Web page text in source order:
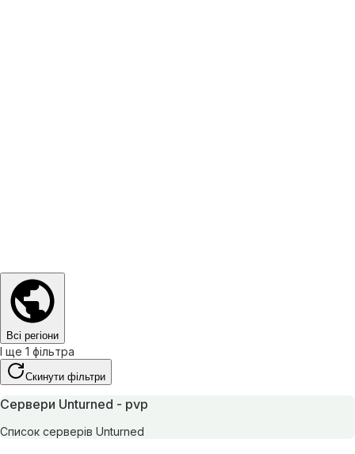
Всі регіони
І ще 1 фільтра
Скинути фільтри
Сервери Unturned - pvp
Список серверів Unturned